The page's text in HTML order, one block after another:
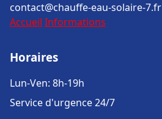
contact@chauffe-eau-solaire-7.fr
Accueil Informations
Horaires
Lun-Ven: 8h-19h
Service d'urgence 24/7